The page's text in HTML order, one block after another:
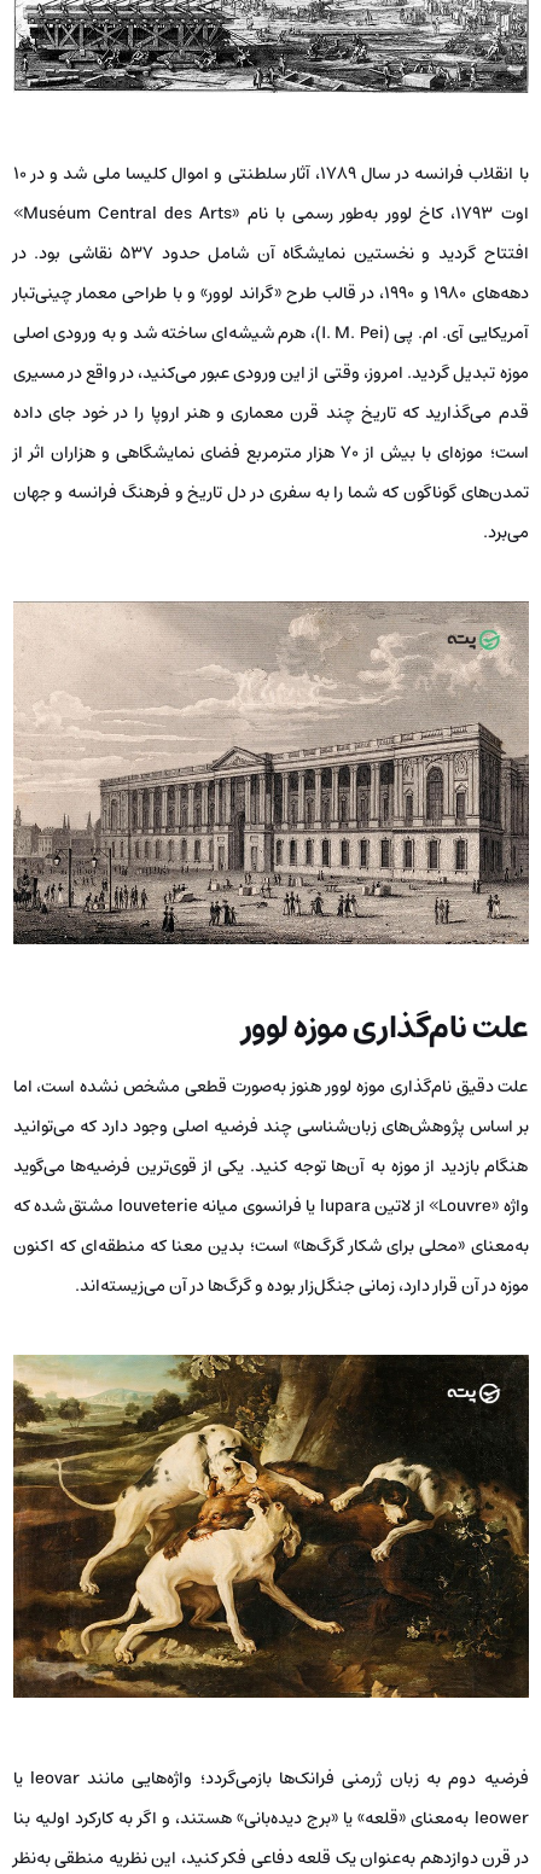
با انقلاب فرانسه در سال ۱۷۸۹، آثار سلطنتی و اموال کلیسا ملی شد و در ۱۰
اوت ۱۷۹۳، کاخ لوور به‌طور رسمی با نام «Muséum Central des Arts»
افتتاح گردید و نخستین نمایشگاه آن شامل حدود ۵۳۷ نقاشی بود. در
دهه‌های ۱۹۸۰ و ۱۹۹۰، در قالب طرح «گراند لوور» و با طراحی معمار چینی‌تبار
آمریکایی آی. ام. پی (I. M. Pei)، هرم شیشه‌ای ساخته شد و به ورودی اصلی
موزه تبدیل گردید. امروز، وقتی از این ورودی عبور می‌کنید، در واقع در مسیری
قدم می‌گذارید که تاریخ چند قرن معماری و هنر اروپا را در خود جای داده
است؛ موزه‌ای با بیش از ۷۰ هزار مترمربع فضای نمایشگاهی و هزاران اثر از
تمدن‌های گوناگون که شما را به سفری در دل تاریخ و فرهنگ فرانسه و جهان
می‌برد.
علت نام‌گذاری موزه لوور
علت دقیق نام‌گذاری موزه لوور هنوز به‌صورت قطعی مشخص نشده است، اما
بر اساس پژوهش‌های زبان‌شناسی چند فرضیه اصلی وجود دارد که می‌توانید
هنگام بازدید از موزه به آن‌ها توجه کنید. یکی از قوی‌ترین فرضیه‌ها می‌گوید
واژه «Louvre» از لاتین lupara یا فرانسوی میانه louveterie مشتق شده که
به‌معنای «محلی برای شکار گرگ‌ها» است؛ بدین معنا که منطقه‌ای که اکنون
موزه در آن قرار دارد، زمانی جنگل‌زار بوده و گرگ‌ها در آن می‌زیسته‌اند.
فرضیه دوم به زبان ژرمنی فرانک‌ها بازمی‌گردد؛ واژه‌هایی مانند leovar یا
leower به‌معنای «قلعه» یا «برج دیده‌بانی» هستند، و اگر به کارکرد اولیه بنا
در قرن دوازدهم به‌عنوان یک قلعه دفاعی فکر کنید، این نظریه منطقی به‌نظر